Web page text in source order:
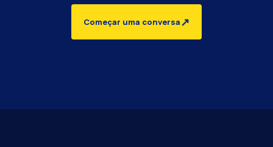
Começar uma conversa↗